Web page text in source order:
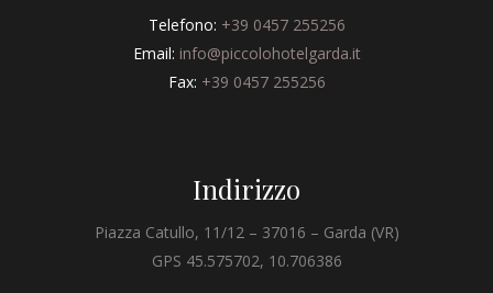
Telefono: +39 0457 255256
Email: info@piccolohotelgarda.it
Fax: +39 0457 255256
Indirizzo
Piazza Catullo, 11/12 – 37016 – Garda (VR)
GPS 45.575702, 10.706386